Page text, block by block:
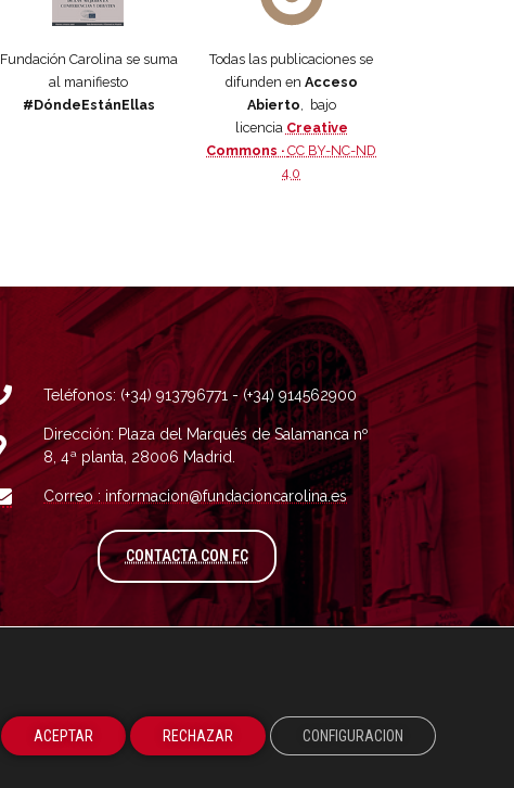
Fundación Carolina se suma
al manifiesto
#DóndeEstánEllas
Todas las publicaciones se
difunden en Acceso
Abierto , bajo
licencia Creative
Commons ·CC BY-NC-ND
4.0
Teléfonos: (+34) 913796771 - (+34) 914562900
Dirección: Plaza del Marqués de Salamanca nº
8, 4ª planta, 28006 Madrid.
Correo : informacion@fundacioncarolina.es
CONTACTA CON FCA TRAVÉS DEL FORMULARIO DE
ACEPTAR RECHAZAR CONFIGURACION